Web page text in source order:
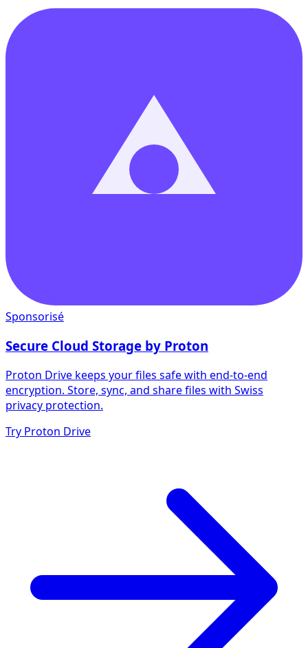
Sponsorisé
Secure Cloud Storage by Proton
Proton Drive keeps your files safe with end-to-end
encryption. Store, sync, and share files with Swiss
privacy protection.
Try Proton Drive